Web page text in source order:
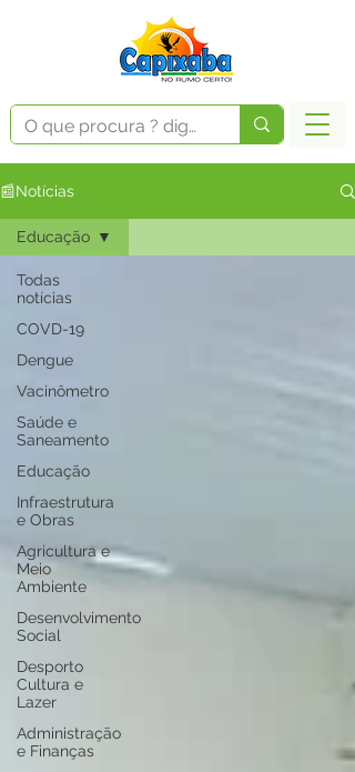
📰Notícias
Todas
notícias
COVD-19
Dengue
Vacinômetro
Saúde e
Saneamento
Educação
Infraestrutura
e Obras
Agricultura e
Meio
Ambiente
Desenvolvimento
Social
Desporto
Cultura e
Lazer
Administração
e Finanças
Educação